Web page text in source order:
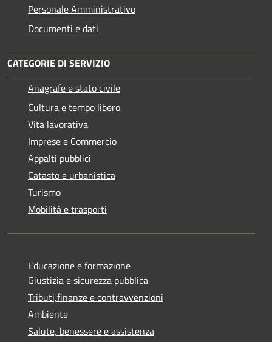
Personale Amministrativo
Documenti e dati
CATEGORIE DI SERVIZIO
Anagrafe e stato civile
Cultura e tempo libero
Vita lavorativa
Imprese e Commercio
Appalti pubblici
Catasto e urbanistica
Turismo
Mobilità e trasporti
Educazione e formazione
Giustizia e sicurezza pubblica
Tributi,finanze e contravvenzioni
Ambiente
Salute, benessere e assistenza